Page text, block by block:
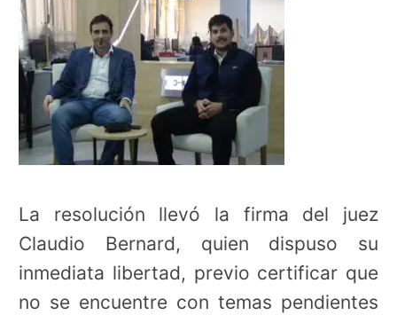
La resolución llevó la firma del juez
Claudio Bernard, quien dispuso su
inmediata libertad, previo certificar que
no se encuentre con temas pendientes